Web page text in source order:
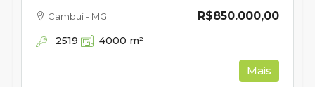
R$850.000,00
Cambuí - MG
2519 4000 m²
Mais